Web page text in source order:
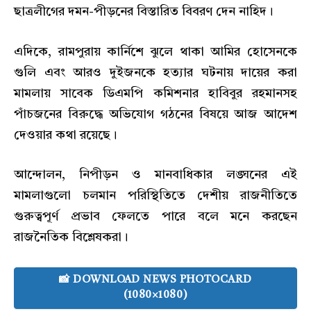
ছাত্রলীগের দমন-পীড়নের বিস্তারিত বিবরণ দেন নাহিদ।
এদিকে, রামপুরায় কার্নিশে ঝুলে থাকা আমির হোসেনকে
গুলি এবং আরও দুইজনকে হত্যার ঘটনায় দায়ের করা
মামলায় সাবেক ডিএমপি কমিশনার হাবিবুর রহমানসহ
পাঁচজনের বিরুদ্ধে অভিযোগ গঠনের বিষয়ে আজ আদেশ
দেওয়ার কথা রয়েছে।
আন্দোলন, নিপীড়ন ও মানবাধিকার লঙ্ঘনের এই
মামলাগুলো চলমান পরিস্থিতিতে দেশীয় রাজনীতিতে
গুরুত্বপূর্ণ প্রভাব ফেলতে পারে বলে মনে করছেন
রাজনৈতিক বিশ্লেষকরা।
📸 DOWNLOAD NEWS PHOTOCARD
(1080×1080)